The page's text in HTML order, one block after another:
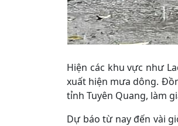
Hiện các khu vực như
xuất hiện mưa dông.
tỉnh Tuyên Quang, làm
Dự báo từ nay đến vài